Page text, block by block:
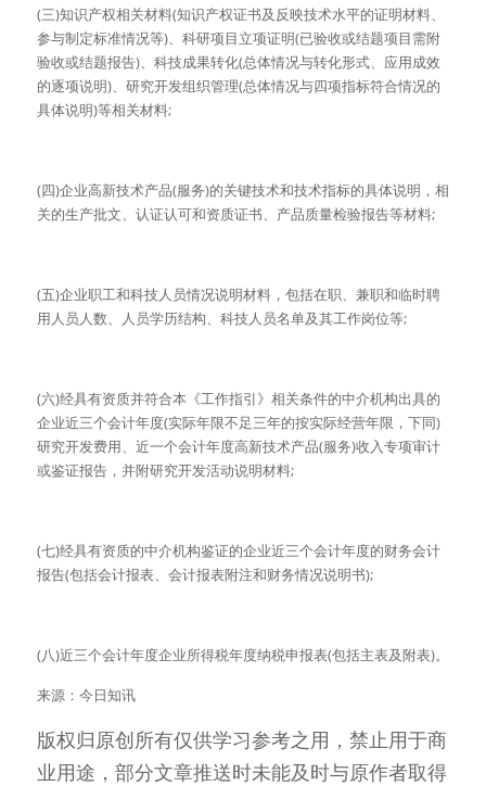
(三)知识产权相关材料(知识产权证书及反映技术水平的证明材料、
参与制定标准情况等)、科研项目立项证明(已验收或结题项目需附
验收或结题报告)、科技成果转化(总体情况与转化形式、应用成效
的逐项说明)、研究开发组织管理(总体情况与四项指标符合情况的
具体说明)等相关材料;
(四)企业高新技术产品(服务)的关键技术和技术指标的具体说明，相
关的生产批文、认证认可和资质证书、产品质量检验报告等材料;
(五)企业职工和科技人员情况说明材料，包括在职、兼职和临时聘
用人员人数、人员学历结构、科技人员名单及其工作岗位等;
(六)经具有资质并符合本《工作指引》相关条件的中介机构出具的
企业近三个会计年度(实际年限不足三年的按实际经营年限，下同)
研究开发费用、近一个会计年度高新技术产品(服务)收入专项审计
或鉴证报告，并附研究开发活动说明材料;
(七)经具有资质的中介机构鉴证的企业近三个会计年度的财务会计
报告(包括会计报表、会计报表附注和财务情况说明书);
(八)近三个会计年度企业所得税年度纳税申报表(包括主表及附表)。
来源：今日知讯
版权归原创所有仅供学习参考之用，禁止用于商
业用途，部分文章推送时未能及时与原作者取得